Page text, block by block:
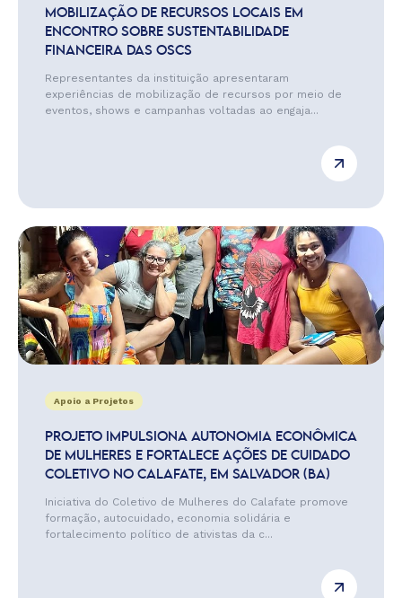
MOBILIZAÇÃO DE RECURSOS LOCAIS EM
ENCONTRO SOBRE SUSTENTABILIDADE
FINANCEIRA DAS OSCS
Representantes da instituição apresentaram
experiências de mobilização de recursos por meio de
eventos, shows e campanhas voltadas ao engaja...
Apoio a Projetos
PROJETO IMPULSIONA AUTONOMIA ECONÔMICA
DE MULHERES E FORTALECE AÇÕES DE CUIDADO
COLETIVO NO CALAFATE, EM SALVADOR (BA)
Iniciativa do Coletivo de Mulheres do Calafate promove
formação, autocuidado, economia solidária e
fortalecimento político de ativistas da c...